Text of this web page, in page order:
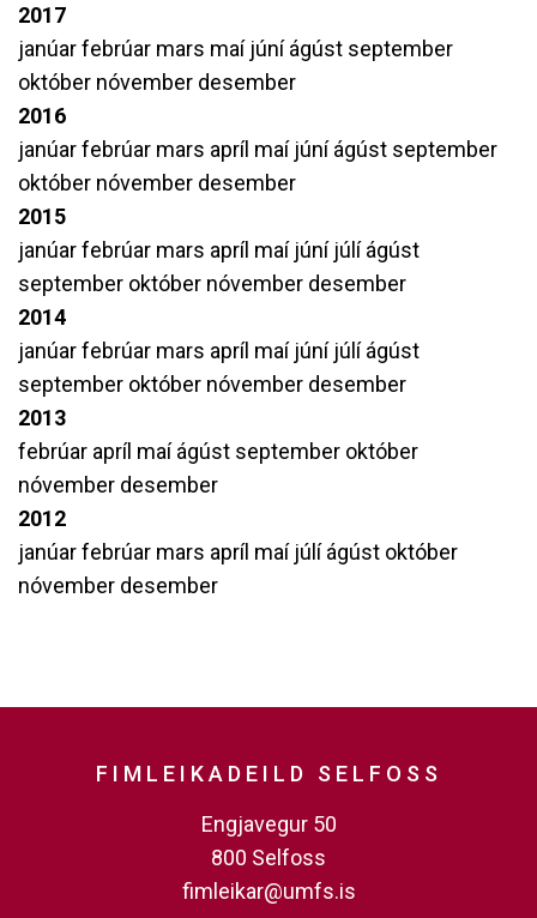
2017
janúarfebrúar mars maí júníágúst september
október nóvember desember
2016
janúarfebrúar mars apríl maí júníágúst september
október nóvember desember
2015
janúarfebrúar mars apríl maí júní júlíágúst
september október nóvember desember
2014
janúarfebrúar mars apríl maí júní júlíágúst
september október nóvember desember
2013
febrúar apríl maíágúst september október
nóvember desember
2012
janúarfebrúar mars apríl maí júlíágúst október
nóvember desember
FIMLEIKADEILD SELFOSS
Engjavegur 50
800 Selfoss
fimleikar@umfs.is